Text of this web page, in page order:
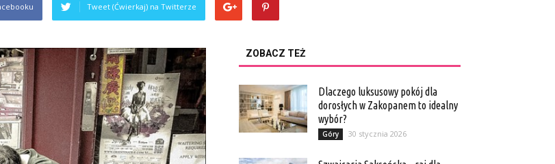
Tweet (Ćwierkaj) na Twitterze
ZOBACZ TEŻ
Dlaczego luksusowy pokój dla
dorosłych w Zakopanem to idealny
wybór?
Góry 30 stycznia 2026